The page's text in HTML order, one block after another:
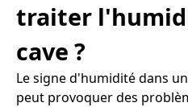
traiter
cave ?
Le signe d'humidité dans
peut provoquer des